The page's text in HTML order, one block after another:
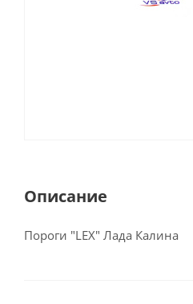
Описание
Пороги "LEX" Лада Калина